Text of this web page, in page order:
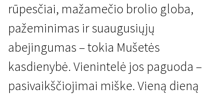
rūpesčiai, mažamečio brolio globa,
pažeminimas ir suaugusiųjų
abejingumas – tokia Mušetės
kasdienybė. Vienintelė jos paguoda –
pasivaikščiojimai miške. Vieną dieną